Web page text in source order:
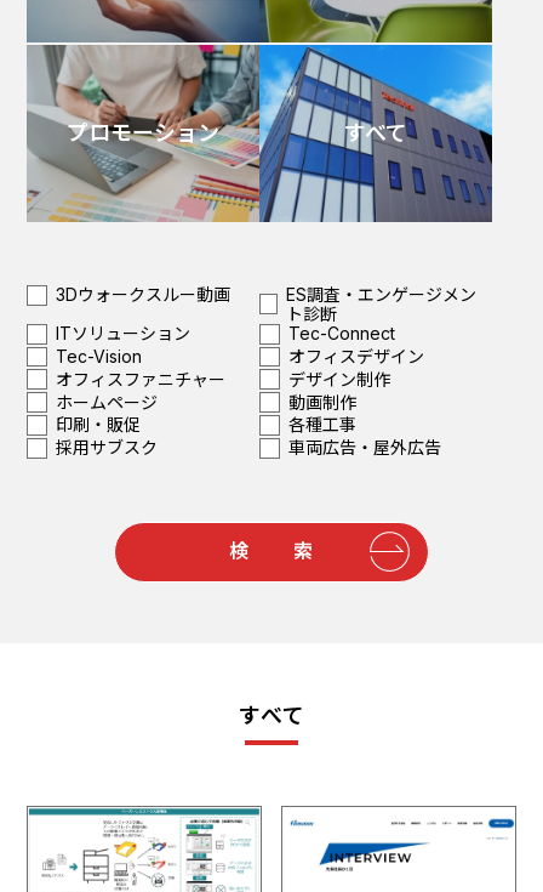
プロモーション すべて
3Dウォークスルー動画
ES調査・エンゲージメン
ト診断
ITソリューション
Tec-Connect
Tec-Vision
オフィスデザイン
オフィスファニチャー
デザイン制作
ホームページ
動画制作
印刷・販促
各種工事
採用サブスク
車両広告・屋外広告
検 索
すべて